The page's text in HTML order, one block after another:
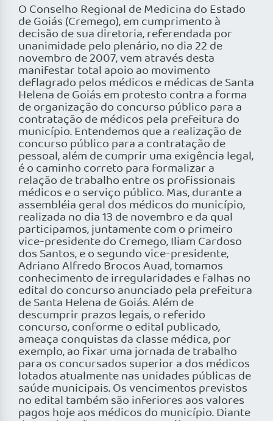
O Conselho Regional de Medicina do Estado
de Goiás (Cremego), em cumprimento à
decisão de sua diretoria, referendada por
unanimidade pelo plenário, no dia 22 de
novembro de 2007, vem através desta
manifestar total apoio ao movimento
deflagrado pelos médicos e médicas de Santa
Helena de Goiás em protesto contra a forma
de organização do concurso público para a
contratação de médicos pela prefeitura do
município. Entendemos que a realização de
concurso público para a contratação de
pessoal, além de cumprir uma exigência legal,
é o caminho correto para formalizar a
relação de trabalho entre os profissionais
médicos e o serviço público. Mas, durante a
assembléia geral dos médicos do município,
realizada no dia 13 de novembro e da qual
participamos, juntamente com o primeiro
vice-presidente do Cremego, Iliam Cardoso
dos Santos, e o segundo vice-presidente,
Adriano Alfredo Brocos Auad, tomamos
conhecimento de irregularidades e falhas no
edital do concurso anunciado pela prefeitura
de Santa Helena de Goiás. Além de
descumprir prazos legais, o referido
concurso, conforme o edital publicado,
ameaça conquistas da classe médica, por
exemplo, ao fixar uma jornada de trabalho
para os concursados superior a dos médicos
lotados atualmente nas unidades públicas de
saúde municipais. Os vencimentos previstos
no edital também são inferiores aos valores
pagos hoje aos médicos do município. Diante